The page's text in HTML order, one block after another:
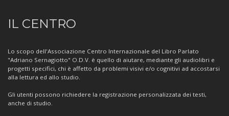
Informazioni
sul
Centro
IL CENTRO
Lo scopo dell'Associazione Centro Internazionale del Libro Parlato
"Adriano Sernagiotto" O.D.V. è quello di aiutare, mediante gli audiolibri e
progetti specifici, chi è affetto da problemi visivi e/o cognitivi ad accostarsi
alla lettura ed allo studio.
Gli utenti possono richiedere la registrazione personalizzata dei testi,
anche di studio.